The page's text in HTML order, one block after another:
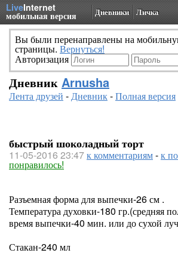
LiveInternet
мобильная версия Дневники Личка
Вы были перенаправлены на
страницы. Вернуться!
Авторизация
Дневник Arnusha
Лента друзей -Дневник-Полная версия
быстрый шоколадный торт
11-05-2016 23:47к комментариям-к
понравилось!
Разъемная форма для выпечки-26 см .
Температура духовки-180 гр.(средняя
время выпечки-40 мин. или до сухой
Стакан-240 мл